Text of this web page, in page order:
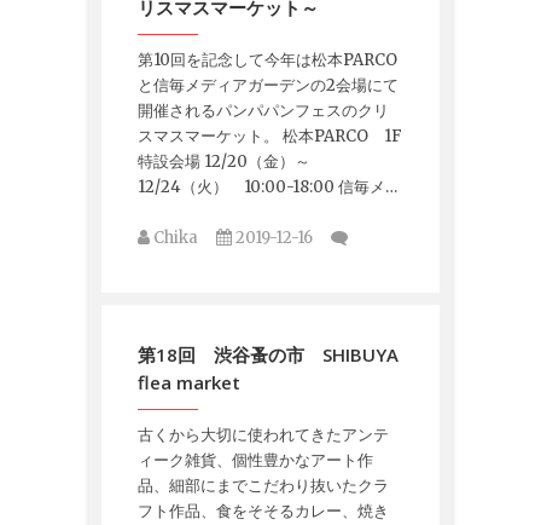
リスマスマーケット～
第10回を記念して今年は松本PARCO
と信毎メディアガーデンの2会場にて
開催されるパンパパンフェスのクリ
スマスマーケット。 松本PARCO 1F
特設会場 12/20（金）～
12/24（火） 10:00-18:00 信毎メ…
Chika 2019-12-16
第18回 渋谷蚤の市 SHIBUYA
flea market
古くから大切に使われてきたアンテ
ィーク雑貨、個性豊かなアート作
品、細部にまでこだわり抜いたクラ
フト作品、食をそそるカレー、焼き